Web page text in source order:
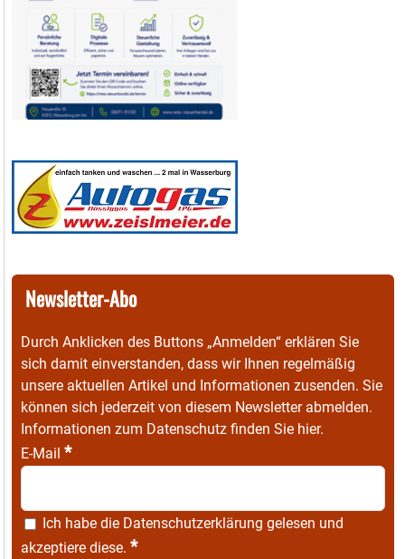
Newsletter-Abo
Durch Anklicken des Buttons „Anmelden“ erklären Sie
sich damit einverstanden, dass wir Ihnen regelmäßig
unsere aktuellen Artikel und Informationen zusenden. Sie
können sich jederzeit von diesem Newsletter abmelden.
Informationen zum Datenschutz finden Sie hier.
E-Mail *
Ich habe die Datenschutzerklärung gelesen und
akzeptiere diese. *